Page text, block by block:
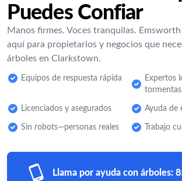
Puedes Confiar
Manos firmes. Voces tranquilas. Emsworth
aquí para propietarios y negocios que
árboles en Clarkstown.
Equipos de respuesta rápida
Expertos
tormentas
Licenciados y asegurados Ayuda de
Sin robots—personas reales Trabajo
Llama por ayuda con árboles: